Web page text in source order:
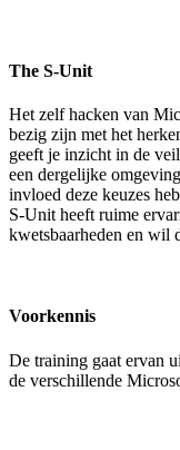
The S-Unit
Het zelf hacken van
bezig zijn met het
geeft je inzicht in de
een dergelijke
invloed deze keuzes
S-Unit heeft ruime
kwetsbaarheden en wil
Voorkennis
De training gaat ervan
de verschillende